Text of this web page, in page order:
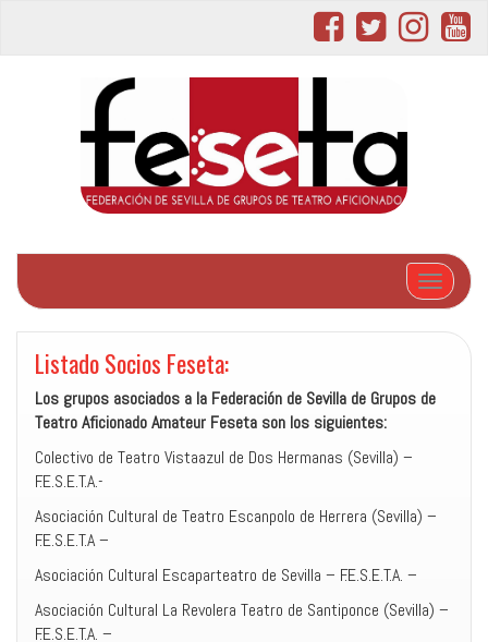
Cambiar
Listado Socios Feseta:
Los grupos asociados a la Federación de Sevilla de Grupos de
Teatro Aficionado Amateur Feseta son los siguientes:
Colectivo de Teatro Vistaazul de Dos Hermanas (Sevilla) –
F.E.S.E.T.A.-
Asociación Cultural de Teatro Escanpolo de Herrera (Sevilla) –
F.E.S.E.T.A –
Asociación Cultural Escaparteatro de Sevilla – F.E.S.E.T.A. –
Asociación Cultural La Revolera Teatro de Santiponce (Sevilla) –
F.E.S.E.T.A. –